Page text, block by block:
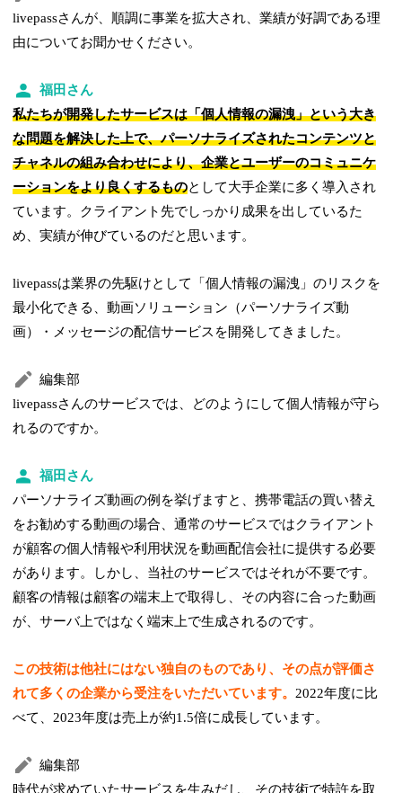
livepassさんが、順調に事業を拡大され、業績が好調である理
由についてお聞かせください。
福田さん
私たちが開発したサービスは「個人情報の漏洩」という大き
な問題を解決した上で、パーソナライズされたコンテンツと
チャネルの組み合わせにより、企業とユーザーのコミュニケ
ーションをより良くするものとして大手企業に多く導入され
ています。クライアント先でしっかり成果を出しているた
め、実績が伸びているのだと思います。
livepassは業界の先駆けとして「個人情報の漏洩」のリスクを
最小化できる、動画ソリューション（パーソナライズ動
画）・メッセージの配信サービスを開発してきました。
編集部
livepassさんのサービスでは、どのようにして個人情報が守ら
れるのですか。
福田さん
パーソナライズ動画の例を挙げますと、携帯電話の買い替え
をお勧めする動画の場合、通常のサービスではクライアント
が顧客の個人情報や利用状況を動画配信会社に提供する必要
があります。しかし、当社のサービスではそれが不要です。
顧客の情報は顧客の端末上で取得し、その内容に合った動画
が、サーバ上ではなく端末上で生成されるのです。
この技術は他社にはない独自のものであり、その点が評価さ
れて多くの企業から受注をいただいています。 2022年度に比
べて、2023年度は売上が約1.5倍に成長しています。
編集部
時代が求めていたサービスを生みだし、その技術で特許を取